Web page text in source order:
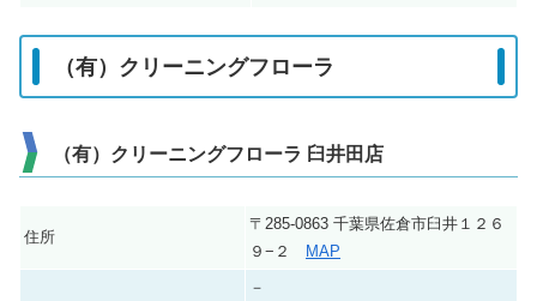
（有）クリーニングフローラ
（有）クリーニングフローラ 臼井田店
住所
〒285-0863 千葉県佐倉市臼井１２６
９−２
MAP
－